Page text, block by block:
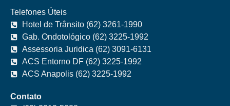
Telefones Úteis
Hotel de Trânsito (62) 3261-1990
Gab. Ondotológico (62) 3225-1992
Assessoria Juridica (62) 3091-6131
ACS Entorno DF (62) 3225-1992
ACS Anapolis (62) 3225-1992
Contato